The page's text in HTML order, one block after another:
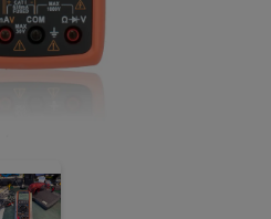
batterier og manual.